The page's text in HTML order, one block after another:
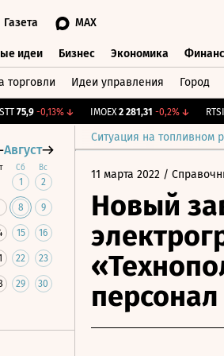
Газета MAX
идеи Бизнес Экономика
торговли Идеи управления Город
75,9 -0,13% ↓ IMOEX 2 281,31 -0,2%↓ RTSI
Ситуация на топливном
Август
Сб Вс
1 2
8 9
15 16
22 23
29 30
11 марта 2022 /
Новый
персонал